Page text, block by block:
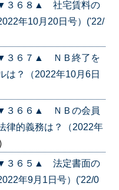
▼３６８▲ 社宅賃料の
年10月20日号）('22/
▼３６７▲ ＮＢ終了を
は？（2022年10月6日
▼３６６▲ ＮＢの会員
律的義務は？（2022年
▼３６５▲ 法定書面の
年9月1日号）('22/0